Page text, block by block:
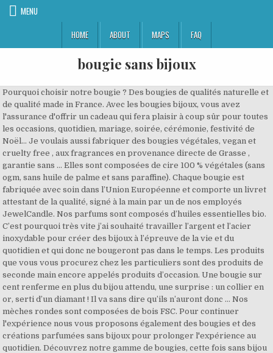
MENU
HOME
ABOUT MAPS FAQ
bougie sans bijoux
Pourquoi choisir notre bougie ? Des bougies de qualités naturelle et
de qualité made in France. Avec les bougies bijoux, vous avez
l'assurance d'offrir un cadeau qui fera plaisir à coup sûr pour toutes
les occasions, quotidien, mariage, soirée, cérémonie, festivité de
Noël… Je voulais aussi fabriquer des bougies végétales, vegan et
cruelty free , aux fragrances en provenance directe de Grasse ,
garantie sans … Elles sont composées de cire 100 % végétales (sans
ogm, sans huile de palme et sans paraffine). Chaque bougie est
fabriquée avec soin dans l’Union Européenne et comporte un livret
attestant de la qualité, signé à la main par un de nos employés
JewelCandle. Nos parfums sont composés d’huiles essentielles bio.
C’est pourquoi très vite j’ai souhaité travailler l’argent et l’acier
inoxydable pour créer des bijoux à l’épreuve de la vie et du
quotidien et qui donc ne bougeront pas dans le temps. Les produits
que vous vous procurez chez les particuliers sont des produits de
seconde main encore appelés produits d’occasion. Une bougie sur
cent renferme en plus du bijou attendu, une surprise : un collier en
or, serti d’un diamant ! Il va sans dire qu’ils n’auront donc … Nos
mèches rondes sont composées de bois FSC. Pour continuer
l'expérience nous vous proposons également des bougies et des
créations parfumées sans bijoux pour prolonger l'expérience au
quotidien. Découvrez notre gamme de bougies, cette fois sans bijou